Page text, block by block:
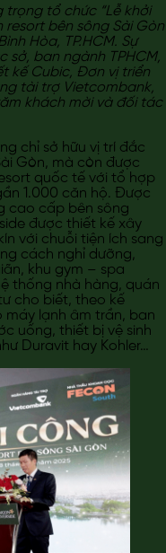
trọng tổ chức “Lễ khởi
bên sông Sài Gòn
Hòa, TP.HCM. Sự
sở, ban ngành TPHCM,
kế Cubic, Đơn vị triển
tài trợ Vietcombank,
khách mời và đối tác
chỉ sở hữu vị trí đắc
Gòn, mà còn được
quốc tế với tổ hợp
1.000 căn hộ. Được
cao cấp bên sông
được thiết kế xây
với chuỗi tiện ích sang
cách nghỉ dưỡng,
khu gym – spa
thống nhà hàng, quán
cho biết, theo kế
lạnh âm trần, ban
uống, thiết bị vệ sinh
Duravit hay Kohler…